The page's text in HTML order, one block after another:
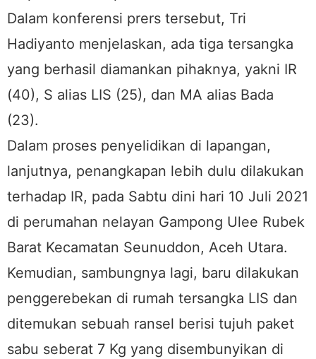
Dalam konferensi prers tersebut, Tri
Hadiyanto menjelaskan, ada tiga tersangka
yang berhasil diamankan pihaknya, yakni IR
(40), S alias LIS (25), dan MA alias Bada
(23).
Dalam proses penyelidikan di lapangan,
lanjutnya, penangkapan lebih dulu dilakukan
terhadap IR, pada Sabtu dini hari 10 Juli 2021
di perumahan nelayan Gampong Ulee Rubek
Barat Kecamatan Seunuddon, Aceh Utara.
Kemudian, sambungnya lagi, baru dilakukan
penggerebekan di rumah tersangka LIS dan
ditemukan sebuah ransel berisi tujuh paket
sabu seberat 7 Kg yang disembunyikan di